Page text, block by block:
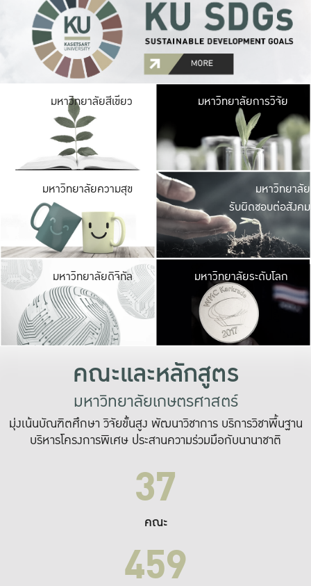
มหาวิทยาลัยสีเขียว มหาวิ
มีพื้นที่เขียวสดใส
เป็นป่าในเมือง เกษต
มหาวิทยาลัยการวิจัย
มหาวิทยาลัยความสุข มหาวิ
ค
เปิดประ
และพบเรื่องราวใ
มหาวิทยาลัย
รับผิดชอบต่อสังคม
มหาวิทยาลัยดิจิทัล มหาวิ
เปลี่ยนแปลง แล
เพื่อทำง
ระบบสารสนเทศ
มหาวิทยาลัยระดับโลก
คณะและหลักสูตร
มหาวิทยาลัยเกษตรศาสตร์
มุ่งเน้นบัณฑิตศึกษา วิจัยขั้นสูง พัฒนาวิชาการ บริการวิชาพื้นฐาน
บริหารโครงการพิเศษ ประสานความร่วมมือกับนานาชาติ
37
คณะ
459